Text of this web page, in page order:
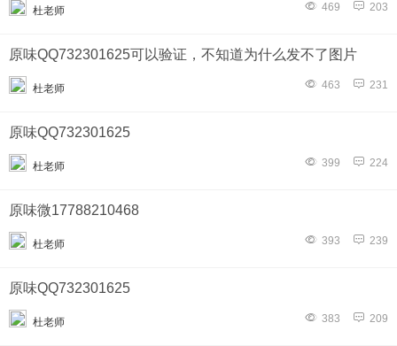
杜老师 469 203
原味QQ732301625可以验证，不知道为什么发不了图片
杜老师 463 231
原味QQ732301625
杜老师 399 224
原味微17788210468
杜老师 393 239
原味QQ732301625
杜老师 383 209